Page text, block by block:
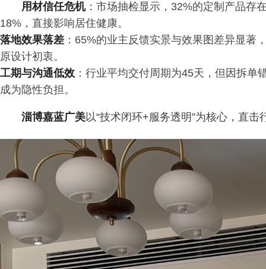
用材信任危机：市场抽检显示，32%的定制产品存
18%，直接影响居住健康。
落地效果落差 ：65%的业主反馈实景与效果图差异显著
原设计初衷。
工期与沟通低效 ：行业平均交付周期为45天，但因拆
成为隐性负担。
淄博嘉蓝广美以“技术闭环+服务透明”为核心，直